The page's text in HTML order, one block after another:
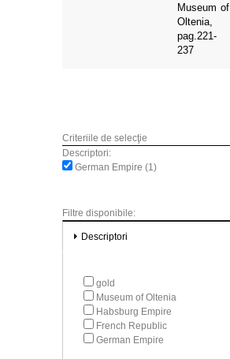
Museum of
Oltenia,
pag.221-
237
Criteriile de selecţie
Descriptori:
German Empire (1)
Filtre disponibile:
Descriptori
gold
Museum of Oltenia
Habsburg Empire
French Republic
German Empire